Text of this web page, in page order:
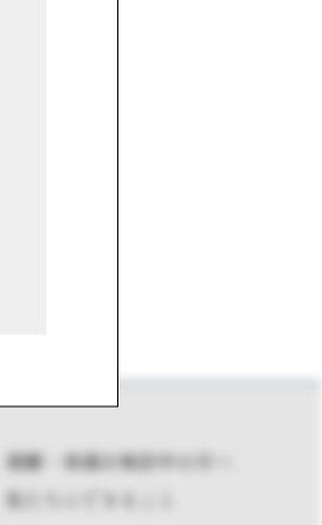
掲載・参画を検討中の方へ
私たちにできること